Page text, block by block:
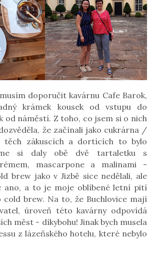
doporučit kavárnu Cafe Barok,
krámek kousek od vstupu do
od náměstí. Z toho, co jsem si o nich
že začínali jako cukrárna /
těch zákuscích a dortících to bylo
si daly obě dvě tartaletku s
mascarpone a malinami -
brew jako v Jizbě sice nedělali, ale
ano, a to je moje oblíbené letní pití
cold brew. Na to, že Buchlovice mají
úroveň této kavárny odpovídá
měst - díkybohu! Jinak bych musela
z lázeňského hotelu, které nebylo